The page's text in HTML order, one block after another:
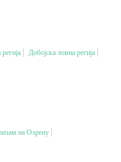
Добојска ловна регија
на Озрену